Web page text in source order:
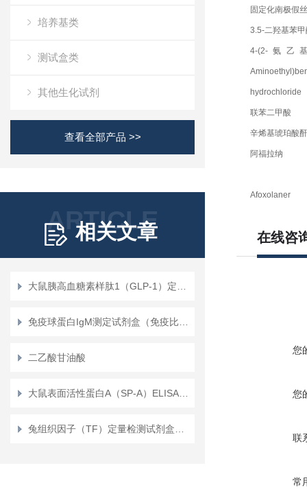
培养基类
测试盒类
其他生化试剂
查看全部产品 >>
ARTICLE
相关文章
二乙酸甘油酸
固定化南极假
3.5-二羟基苯
4-(2-氨乙
hydrochloride
联苯二甲酸
辛烯基琥珀酸
阿福拉纳
Afoxolaner
5-氨基乙酰丙酸
维罗非尼
酸甲酯-1,1-二
去甲肾上腺素
在线咨
您
您
联
常